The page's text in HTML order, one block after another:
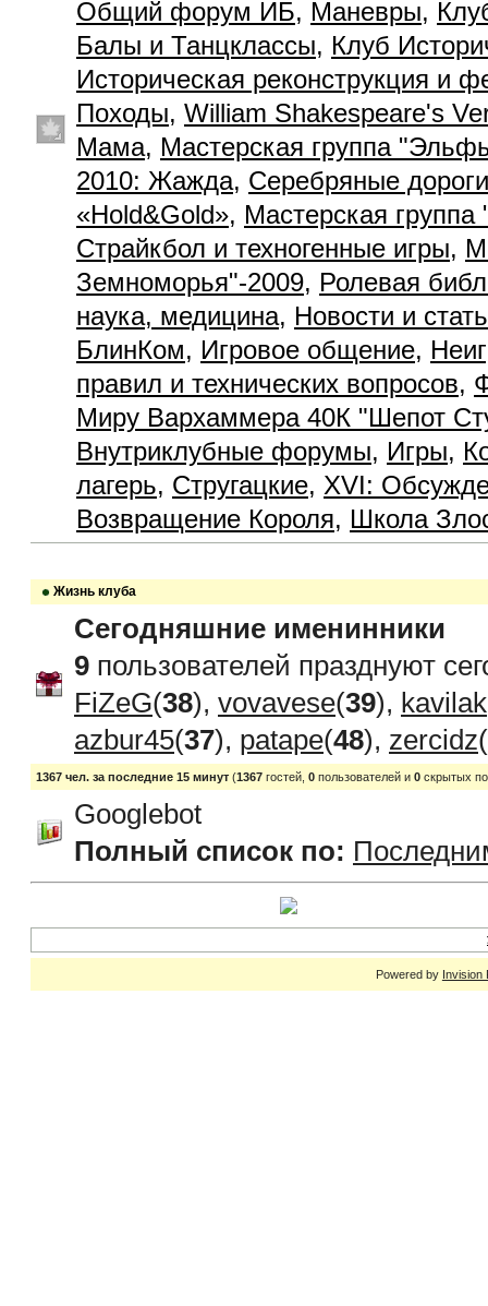
Общий форум ИБ, Маневры,
Балы и Танцклассы, Клуб
Историческая реконструкция и
Походы, William Shakespeare's
Мама, Мастерская группа
2010: Жажда, Серебряные дороги
«Hold&Gold», Мастерская
Страйкбол и техногенные игры,
Земноморья"-2009, Ролевая
наука, медицина, Новости и
БлинКом, Игровое общение,
правил и технических вопросов,
Миру Вархаммера 40К "Шепот
Внутриклубные форумы, Игры,
лагерь, Стругацкие, XVI:
Возвращение Короля, Школа
Жизнь клуба
Сегодняшние именинники
9 пользователей празднуют
FiZeG(38), vovavese(39), kavilak
azbur45(37), patape(48), zercidz(
1367 чел. за последние 15 минут (1367 гостей, 0 пользователей и 0 скрытых
Googlebot
Полный список по:
Powered by Invision